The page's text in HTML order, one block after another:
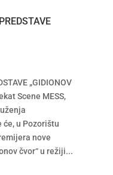
„GIDIONOV
Scene MESS,
će, u Pozorištu
nove
čvor“ u režiji...